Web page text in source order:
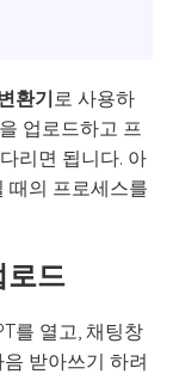
환기로 사용하
업로드하고 프
리면 됩니다. 아
때의 프로세스를
로드
를 열고, 채팅창
받아쓰기 하려